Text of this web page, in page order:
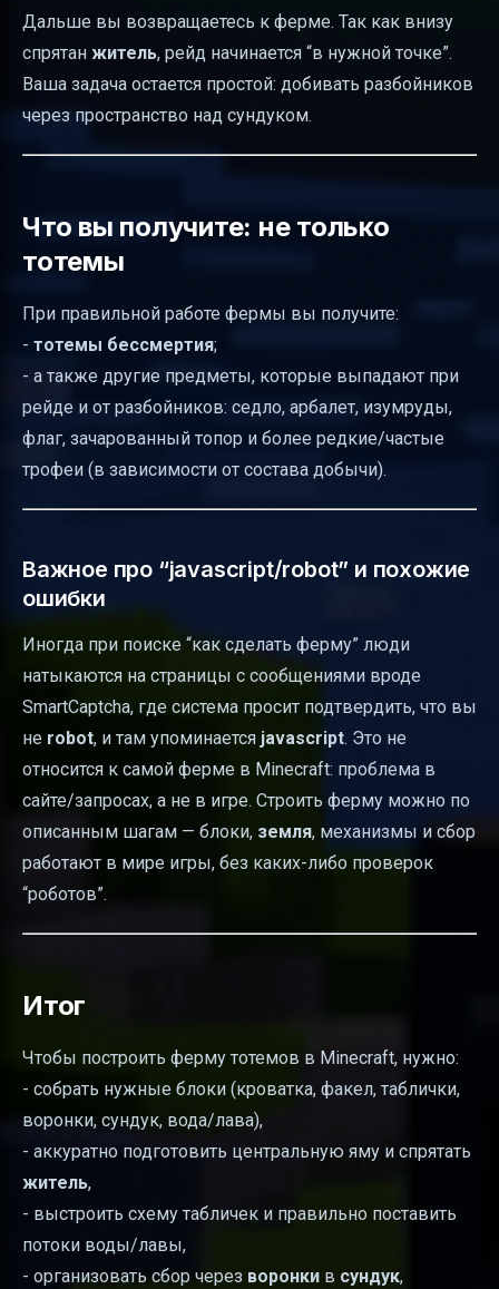
Дальше вы возвращаетесь к ферме. Так как внизу
спрятан житель, рейд начинается “в нужной точке”.
Ваша задача остается простой: добивать разбойников
через пространство над сундуком.
Что вы получите: не только
тотемы
При правильной работе фермы вы получите:
- тотемы бессмертия;
- а также другие предметы, которые выпадают при
рейде и от разбойников: седло, арбалет, изумруды,
флаг, зачарованный топор и более редкие/частые
трофеи (в зависимости от состава добычи).
Важное про “javascript/robot” и похожие
ошибки
Иногда при поиске “как сделать ферму” люди
натыкаются на страницы с сообщениями вроде
SmartCaptcha, где система просит подтвердить, что вы
не robot, и там упоминается javascript. Это не
относится к самой ферме в Minecraft: проблема в
сайте/запросах, а не в игре. Строить ферму можно по
описанным шагам — блоки, земля, механизмы и сбор
работают в мире игры, без каких-либо проверок
“роботов”.
Итог
Чтобы построить ферму тотемов в Minecraft, нужно:
- собрать нужные блоки (кроватка, факел, таблички,
воронки, сундук, вода/лава),
- аккуратно подготовить центральную яму и спрятать
житель,
- выстроить схему табличек и правильно поставить
потоки воды/лавы,
- организовать сбор через воронки в сундук,